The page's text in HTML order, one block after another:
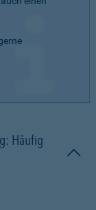
Häufig